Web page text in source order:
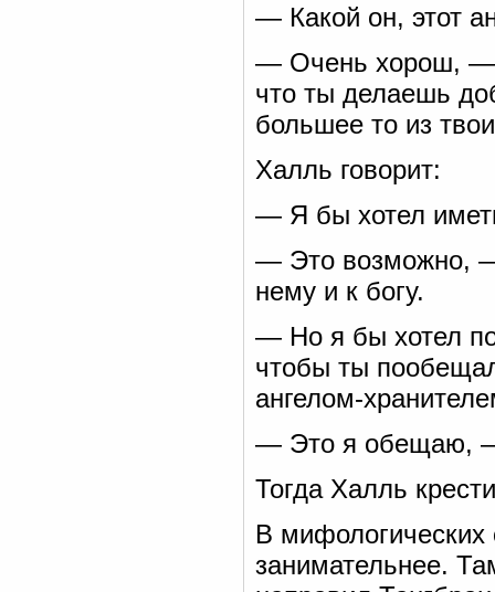
— Какой он, этот
— Очень хорош, —
что ты делаешь
большее то из
Халль говорит:
— Я бы хотел
— Это возможно, —
нему и к богу.
— Но я бы хотел
чтобы ты
ангелом-
— Это я обещаю, —
Тогда Халль
В мифологических
занимательнее.